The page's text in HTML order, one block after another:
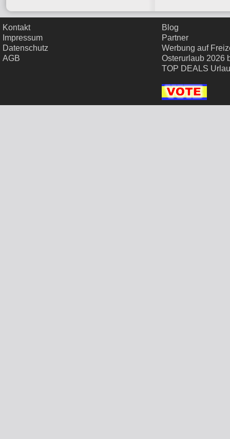
Kontakt
Impressum
Datenschutz
AGB
Blog
Partner
Werbung auf
Osterurlaub 2026
TOP DEALS